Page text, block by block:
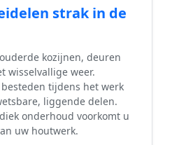
strak in de
kozijnen, deuren
wisselvallige weer.
tijdens het werk
liggende delen.
onderhoud voorkomt u
uw houtwerk.